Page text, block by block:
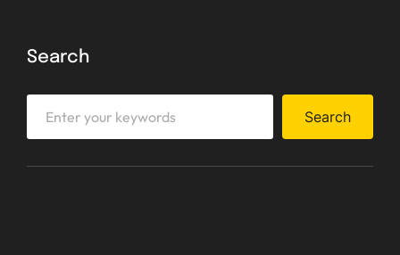
Search
Search